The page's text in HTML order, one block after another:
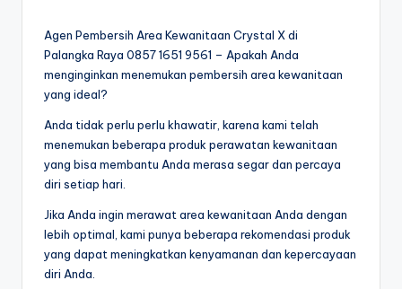
Agen Pembersih Area Kewanitaan Crystal X di
Palangka Raya 0857 1651 9561 – Apakah Anda
menginginkan menemukan pembersih area kewanitaan
yang ideal?
Anda tidak perlu perlu khawatir, karena kami telah
menemukan beberapa produk perawatan kewanitaan
yang bisa membantu Anda merasa segar dan percaya
diri setiap hari.
Jika Anda ingin merawat area kewanitaan Anda dengan
lebih optimal, kami punya beberapa rekomendasi produk
yang dapat meningkatkan kenyamanan dan kepercayaan
diri Anda.